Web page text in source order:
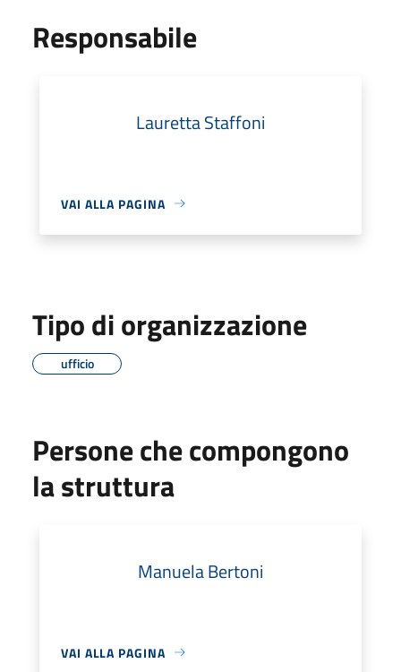
Responsabile
Lauretta Staffoni
VAI ALLA PAGINA
Tipo di organizzazione
ufficio
Persone che compongono
la struttura
Manuela Bertoni
VAI ALLA PAGINA